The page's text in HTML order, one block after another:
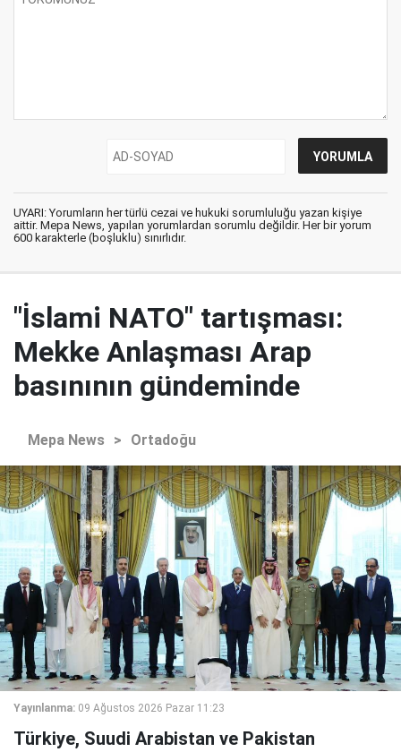
UYARI: Yorumların her türlü cezai ve hukuki sorumluluğu yazan kişiye
aittir. Mepa News, yapılan yorumlardan sorumlu değildir. Her bir yorum
600 karakterle (boşluklu) sınırlıdır.
"İslami NATO" tartışması:
Mekke Anlaşması Arap
basınının gündeminde
Mepa News > Ortadoğu
Yayınlanma: 09 Ağustos 2026 Pazar 11:23
Türkiye, Suudi Arabistan ve Pakistan